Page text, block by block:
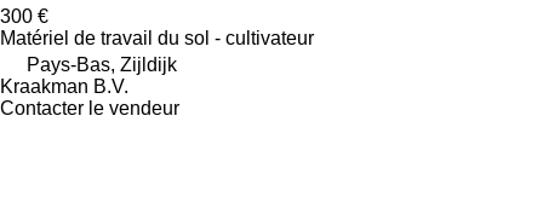
300 €
Matériel de travail du sol - cultivateur
Pays-Bas, Zijldijk
Kraakman B.V.
Contacter le vendeur